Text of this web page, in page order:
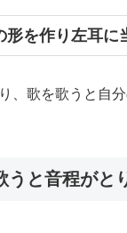
を作り左耳に
、歌を歌うと自
うと音程がと